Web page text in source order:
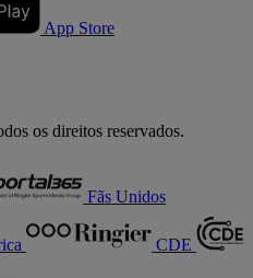
App Store
os direitos reservados.
Fãs Unidos
CDE